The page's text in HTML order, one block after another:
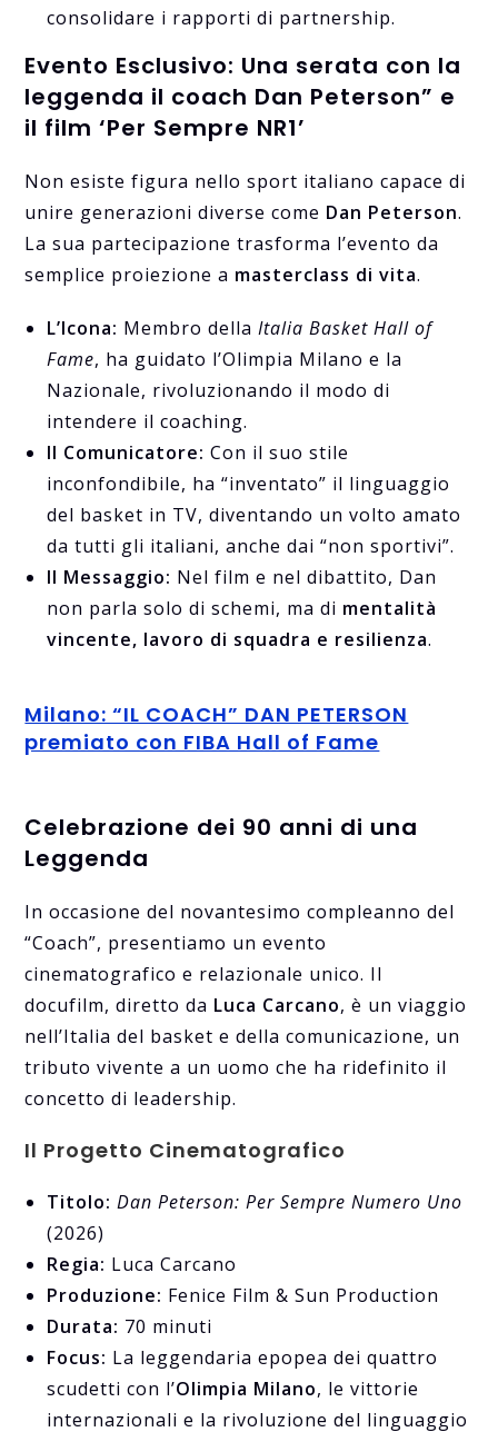
consolidare i rapporti di partnership.
Evento Esclusivo: Una serata con la
leggenda il coach Dan Peterson” e
il film ‘Per Sempre NR1’
Non esiste figura nello sport italiano capace di
unire generazioni diverse come Dan Peterson.
La sua partecipazione trasforma l’evento da
semplice proiezione a masterclass di vita.
L’Icona: Membro dellaItalia Basket Hall of
Fame, ha guidato l’Olimpia Milano e la
Nazionale, rivoluzionando il modo di
intendere il coaching.
Il Comunicatore: Con il suo stile
inconfondibile, ha “inventato” il linguaggio
del basket in TV, diventando un volto amato
da tutti gli italiani, anche dai “non sportivi”.
Il Messaggio: Nel film e nel dibattito, Dan
non parla solo di schemi, ma di mentalità
vincente, lavoro di squadra e resilienza.
Milano: “IL COACH” DAN PETERSON
premiato con FIBA Hall of Fame
Celebrazione dei 90 anni di una
Leggenda
In occasione del novantesimo compleanno del
“Coach”, presentiamo un evento
cinematografico e relazionale unico. Il
docufilm, diretto da Luca Carcano, è un viaggio
nell’Italia del basket e della comunicazione, un
tributo vivente a un uomo che ha ridefinito il
concetto di leadership.
Il Progetto Cinematografico
Titolo: Dan Peterson: Per Sempre Numero Uno
(2026)
Regia: Luca Carcano
Produzione: Fenice Film & Sun Production
Durata: 70 minuti
Focus: La leggendaria epopea dei quattro
scudetti con l’Olimpia Milano, le vittorie
internazionali e la rivoluzione del linguaggio